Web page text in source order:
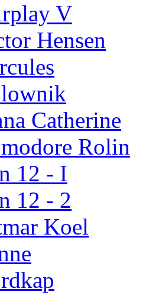
V
Hensen
Catherine
Rolin
12 - I
12 - 2
Koel